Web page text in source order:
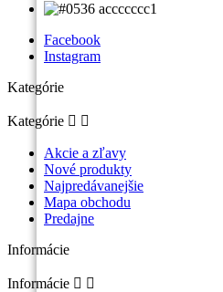
Facebook
Instagram
Kategórie
Kategórie  
Akcie a zľavy
Nové produkty
Najpredávanejšie
Mapa obchodu
Predajne
Informácie
Informácie  